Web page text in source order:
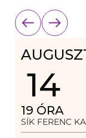
14
19 ÓRA
SÍK FERENC